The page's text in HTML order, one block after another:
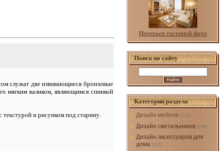
служат две извивающиеся бронзовые
мягким валиком, являющимся спинкой
и рисунком под старину.
Интерьер гостиной фото
Поиск по сайту
Категории раздела
Дизайн мебели [751]
Дизайн светильников [149]
Дизайн аксессуаров для
дома [152]